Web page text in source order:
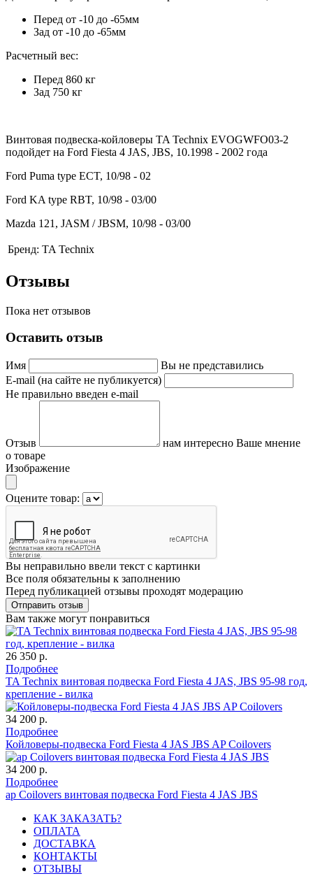
Перед от -10 до -65мм
Зад от -10 до -65мм
Расчетный вес:
Перед 860 кг
Зад 750 кг
Винтовая подвеска-койловеры TA Technix EVOGWFO03-2
подойдет на Ford Fiesta 4 JAS, JBS, 10.1998 - 2002 года
Ford Puma type ECT, 10/98 - 02
Ford KA type RBT, 10/98 - 03/00
Mazda 121, JASM / JBSM, 10/98 - 03/00
Бренд: TA Technix
Отзывы
Пока нет отзывов
Оставить отзыв
Имя
Вы не представились
E-mail (на сайте не публикуется)
Не правильно введен e-mail
Отзыв
нам интересно Ваше мнение
о товаре
Изображение
Оцените товар:
Вы неправильно ввели текст с картинки
Все поля обязательны к заполнению
Перед публикацией отзывы проходят модерацию
Вам также могут понравиться
26 350 р.
Подробнее
TA Technix винтовая подвеска Ford Fiesta 4 JAS, JBS 95-98 год,
крепление - вилка
34 200 р.
Подробнее
Койловеры-подвеска Ford Fiesta 4 JAS JBS AP Coilovers
34 200 р.
Подробнее
ap Coilovers винтовая подвеска Ford Fiesta 4 JAS JBS
КАК ЗАКАЗАТЬ?
ОПЛАТА
ДОСТАВКА
КОНТАКТЫ
ОТЗЫВЫ